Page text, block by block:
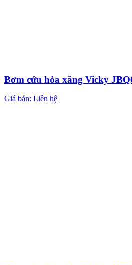
Bơm cứu hỏa xăng Vicky
Giá bán: Liên hệ